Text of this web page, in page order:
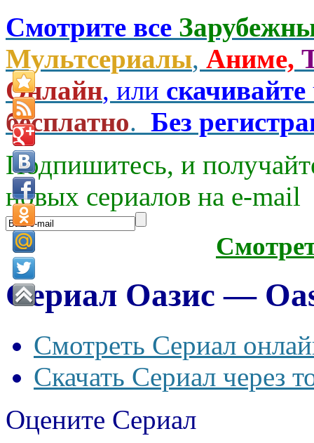
Смотрите все
Мультсериалы, Аниме,
Онлайн, или скачивайте
бесплатно. Без
Подпишитесь, и
новых сериалов на e-mаil
Сериал Оазис —
Смотреть Сериал
Скачать Сериал через
Оцените Сериал